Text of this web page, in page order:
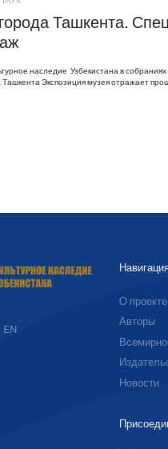
Ташкента.
наследие Узбекистана в
Ташкента Экспозиция музея отражает
EN
О проекте
Авторы
Новости